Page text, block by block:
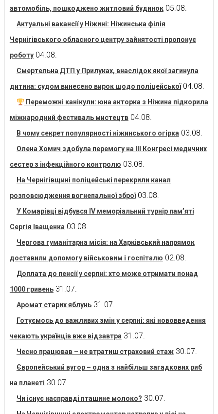
автомобіль, пошкоджено житловий будинок 05.08.
Актуальні вакансії у Ніжині: Ніжинська філія
Чернігівського обласного центру зайнятості пропонує
роботу 04.08.
Смертельна ДТП у Прилуках, внаслідок якої загинула
дитина: судом винесено вирок щодо поліцейської 04.08.
Переможні канікули: юна акторка з Ніжина підкорила
міжнародний фестиваль мистецтв 04.08.
В чому секрет популярності ніжинського огірка 03.08.
Олена Хомич здобула перемогу на ІІІ Конгресі медичних
сестер з інфекційного контролю 03.08.
На Чернігівщині поліцейські перекрили канал
розповсюдження вогнепальної зброї 03.08.
У Комарівці відбувся IV меморіальний турнір пам’яті
Сергія Іващенка 03.08.
Чергова гуманітарна місія: на Харківський напрямок
доставили допомогу військовим і госпіталю 02.08.
Доплата до пенсії у серпні: хто може отримати понад
1000 гривень 31.07.
Аромат старих яблунь 31.07.
Готуємось до важливих змін у серпні: які нововведення
чекають українців вже відзавтра 31.07.
Чесно працював – не втратиш страховий стаж 30.07.
Європейський вугор – одна з найбільш загадкових риб
на планеті 30.07.
Чи існує насправді пташине молоко? 30.07.